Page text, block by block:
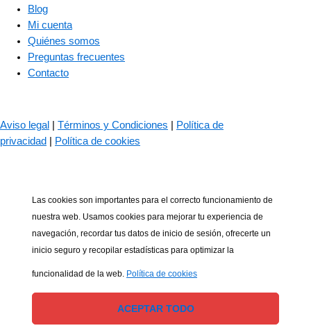
Blog
Mi cuenta
Quiénes somos
Preguntas frecuentes
Contacto
Aviso legal Términos y Condiciones
Política de
privacidad
Política de cookies
Las cookies son importantes para el correcto funcionamiento de
nuestra web. Usamos cookies para mejorar tu experiencia de
navegación, recordar tus datos de inicio de sesión, ofrecerte un
inicio seguro y recopilar estadísticas para optimizar la
funcionalidad de la web. Política de cookies
ACEPTAR TODO